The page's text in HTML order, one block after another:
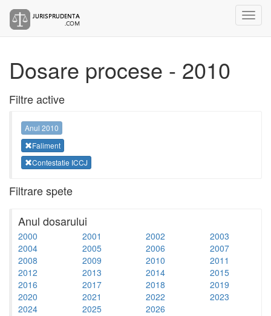
Dosare procese - 2010
Filtre active
Anul 2010
Faliment
Contestatie ICCJ
Filtrare spete
Anul dosarului
2000 2001 2002
2003
2004
2005 2006
2007
2008
2009 2010
2011
2012
2013 2014
2015
2016
2017 2018
2019
2020
2021 2022
2023
2024
2025 2026